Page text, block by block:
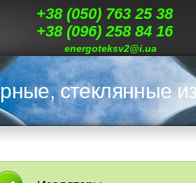
+38 (050) 763 25 38
+38 (096) 258 84 16
energoteksv2@i.ua
стеклянные